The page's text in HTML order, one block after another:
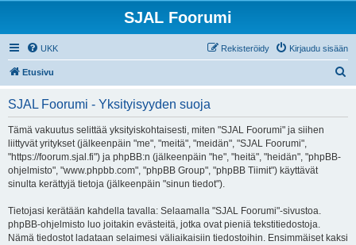
SJAL Foorumi
UKK Kirjaudu sisään
Rekisteröidy
Etusivu
SJAL Foorumi - Yksityisyyden suoja
Tämä vakuutus selittää yksityiskohtaisesti, miten "SJAL Foorumi" ja siihen
liittyvät yritykset (jälkeenpäin "me", "meitä", "meidän", "SJAL Foorumi",
"https://foorum.sjal.fi") ja phpBB:n (jälkeenpäin "he", "heitä", "heidän", "phpBB-
ohjelmisto", "www.phpbb.com", "phpBB Group", "phpBB Tiimit") käyttävät
sinulta kerättyjä tietoja (jälkeenpäin "sinun tiedot").
Tietojasi kerätään kahdella tavalla: Selaamalla "SJAL Foorumi"-sivustoa.
phpBB-ohjelmisto luo joitakin evästeitä, jotka ovat pieniä tekstitiedostoja.
Nämä tiedostot ladataan selaimesi väliaikaisiin tiedostoihin. Ensimmäiset kaksi